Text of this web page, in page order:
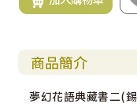
商品簡介
夢幻花語典藏書二(